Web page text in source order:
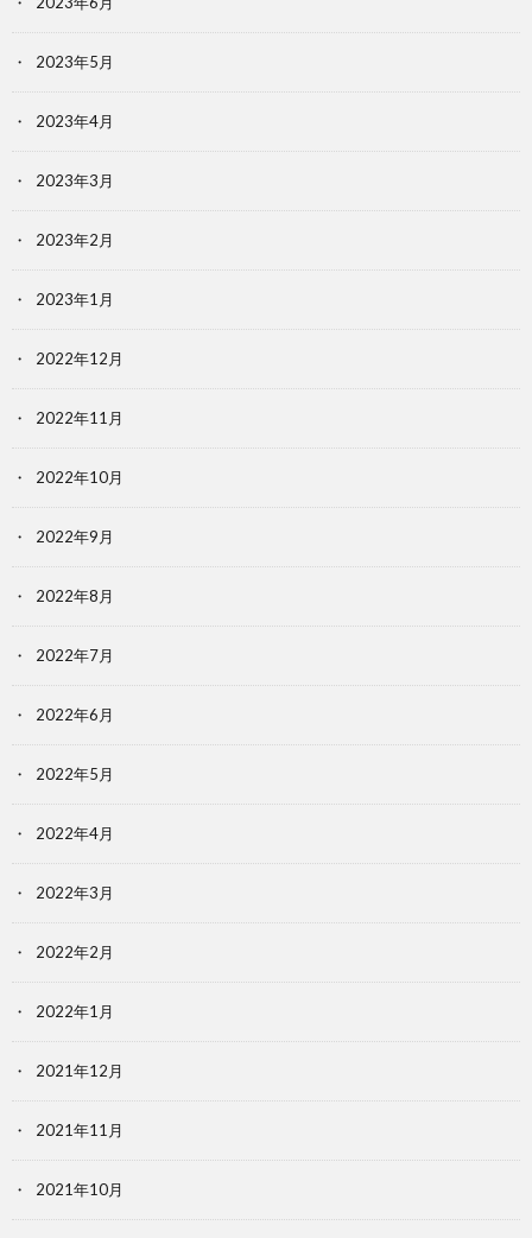
2023年5月
2023年4月
2023年3月
2023年2月
2023年1月
2022年12月
2022年11月
2022年10月
2022年9月
2022年8月
2022年7月
2022年6月
2022年5月
2022年4月
2022年3月
2022年2月
2022年1月
2021年12月
2021年11月
2021年10月